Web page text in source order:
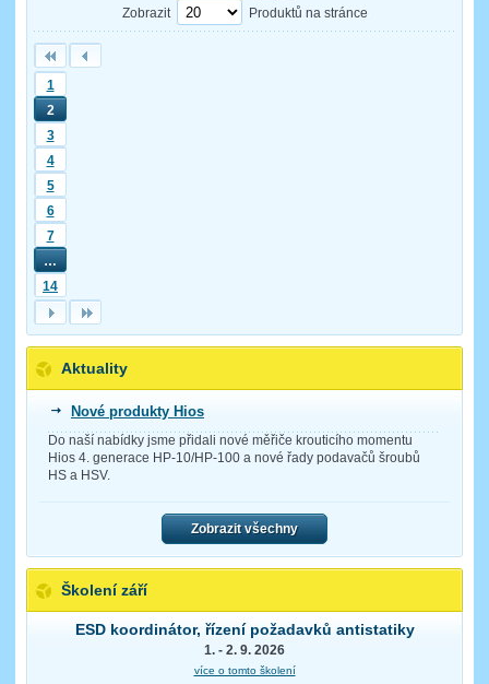
Zobrazit
Produktů na stránce
1
2
3
4
5
6
7
…
14
Aktuality
Nové produkty Hios
Do naší nabídky jsme přidali nové měřiče krouticího momentu
Hios 4. generace HP-10/HP-100 a nové řady podavačů šroubů
HS a HSV.
Zobrazit všechny
Školení září
ESD koordinátor, řízení požadavků antistatiky
1. - 2. 9. 2026
více o tomto školení